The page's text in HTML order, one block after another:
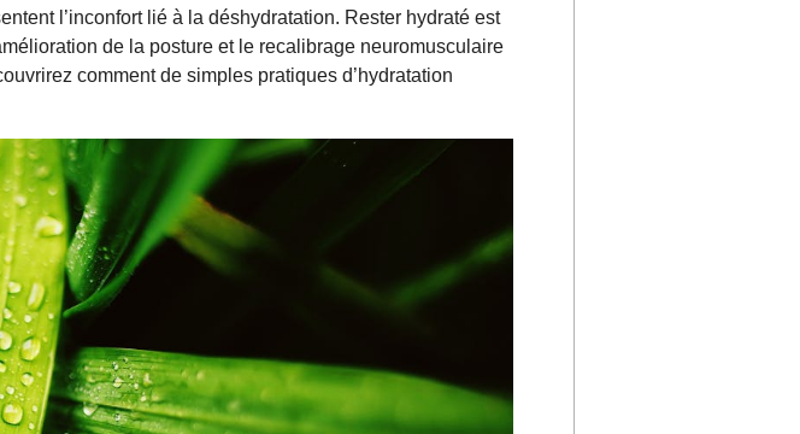
l’inconfort lié à la déshydratation. Rester hydraté est
de la posture et le recalibrage neuromusculaire
comment de simples pratiques d’hydratation